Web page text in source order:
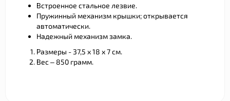
Встроенное стальное лезвие.
Пружинный механизм крышки; открывается
автоматически.
Надежный механизм замка.
Размеры - 37,5 х 18 х 7 см.
Вес – 850 грамм.